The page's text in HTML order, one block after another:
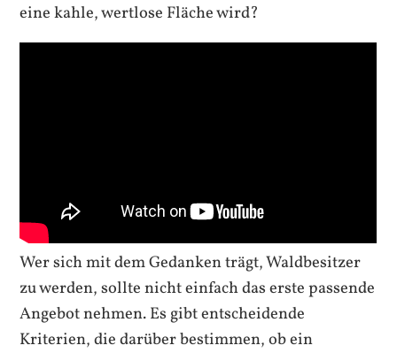
eine kahle, wertlose Fläche wird?
Wer sich mit dem Gedanken trägt, Waldbesitzer
zu werden, sollte nicht einfach das erste passende
Angebot nehmen. Es gibt entscheidende
Kriterien, die darüber bestimmen, ob ein